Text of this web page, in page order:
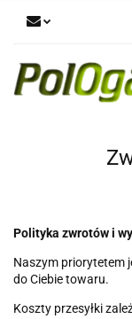
Polityka zwrotów i
Naszym priorytetem
do Ciebie towaru.
Koszty przesyłki